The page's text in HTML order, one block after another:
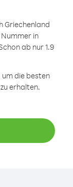
Griechenland
in
ab nur 1.9
um die besten
erhalten.